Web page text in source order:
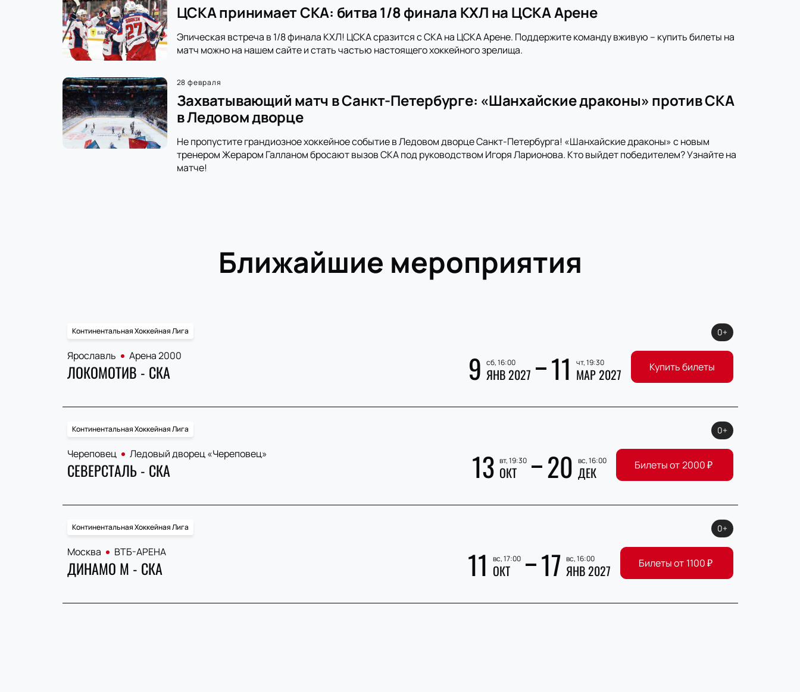
ЦСКА принимает СКА: битва 1/8 финала КХЛ на ЦСКА Арене
Эпическая встреча в 1/8 финала КХЛ! ЦСКА сразится с СКА на ЦСКА Арене. Поддержите команду вживую – купить билеты на
матч можно на нашем сайте и стать частью настоящего хоккейного зрелища.
28 февраля
Захватывающий матч в Санкт-Петербурге: «Шанхайские драконы» против СКА
в Ледовом дворце
Не пропустите грандиозное хоккейное событие в Ледовом дворце Санкт-Петербурга! «Шанхайские драконы» с новым
тренером Жераром Галланом бросают вызов СКА под руководством Игоря Ларионова. Кто выйдет победителем? Узнайте на
матче!
Ближайшие мероприятия
Континентальная Хоккейная Лига
Ярославль Арена 2000
ЛОКОМОТИВ - СКА 9 сб, 16:00
ЯНВ 2027 11 чт, 19:30
МАР 2027
0+
Купить билеты
Континентальная Хоккейная Лига
Череповец Ледовый дворец «Череповец»
СЕВЕРСТАЛЬ - СКА 13 вт, 19:30
ОКТ 20 вс, 16:00
ДЕК
0+
Билеты от 2000₽
Континентальная Хоккейная Лига
Москва ВТБ-АРЕНА
ДИНАМО М - СКА 11 вс, 17:00
ОКТ 17 вс, 16:00
ЯНВ 2027
0+
Билеты от 1100₽